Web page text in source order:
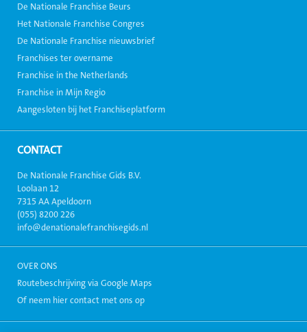
De Nationale Franchise Beurs
Het Nationale Franchise Congres
De Nationale Franchise nieuwsbrief
Franchises ter overname
Franchise in the Netherlands
Franchise in Mijn Regio
Aangesloten bij het Franchiseplatform
CONTACT
De Nationale Franchise Gids B.V.
Loolaan 12
7315 AA Apeldoorn
(055) 8200 226
info@denationalefranchisegids.nl
OVER ONS
Routebeschrijving via Google Maps
Of neem hier contact met ons op